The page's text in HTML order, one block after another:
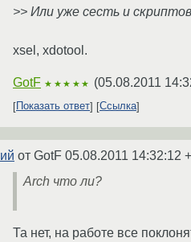
>> Или уже сесть и
xsel, xdotool.
GotF ★★★★★ (05.08.2011
Показать ответ Ссылка
от GotF 05.08.2011 14:32:12
Arch что ли?
Та нет, на работе все